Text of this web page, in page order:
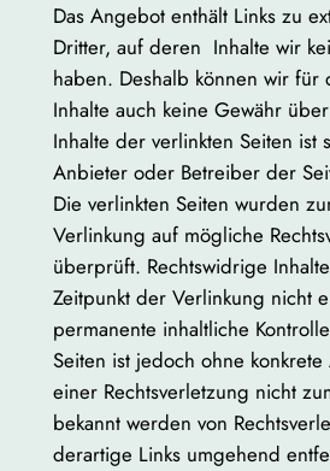
Das Angebot enthält Links zu
Dritter, auf deren Inhalte wir
haben. Deshalb können wir für
Inhalte auch keine Gewähr
Inhalte der verlinkten Seiten ist
Anbieter oder Betreiber der
Die verlinkten Seiten wurden
Verlinkung auf mögliche
überprüft. Rechtswidrige
Zeitpunkt der Verlinkung nicht
permanente inhaltliche
Seiten ist jedoch ohne konkrete
einer Rechtsverletzung nicht
bekannt werden von
derartige Links umgehend